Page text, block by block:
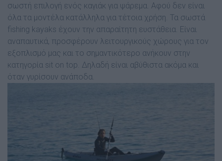
σωστή επιλογή ενός καγιάκ για ψάρεµα. Αφού δεν είναι
όλα τα µοντέλα κατάλληλα για τέτοια χρήση. Τα σωστά
fishing kayaks έχουν την απαραίτητη ευστάθεια. Είναι
αναπαυτικά, προσφέρουν λειτουργικούς χώρους για τον
εξοπλισµό µας και το σηµαντικότερο ανήκουν στην
κατηγορία sit on top. Δηλαδή είναι αβύθιστα ακόµα και
όταν γυρίσουν ανάποδα.